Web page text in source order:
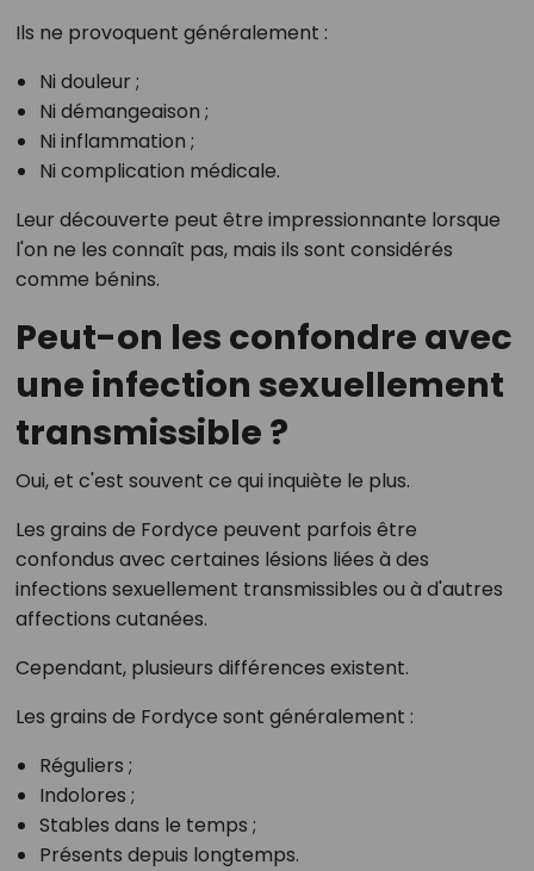
Ils ne provoquent généralement :
Ni douleur ;
Ni démangeaison ;
Ni inflammation ;
Ni complication médicale.
Leur découverte peut être impressionnante lorsque
l'on ne les connaît pas, mais ils sont considérés
comme bénins.
Peut-on les confondre avec
une infection sexuellement
transmissible ?
Oui, et c'est souvent ce qui inquiète le plus.
Les grains de Fordyce peuvent parfois être
confondus avec certaines lésions liées à des
infections sexuellement transmissibles ou à d'autres
affections cutanées.
Cependant, plusieurs différences existent.
Les grains de Fordyce sont généralement :
Réguliers ;
Indolores ;
Stables dans le temps ;
Présents depuis longtemps.